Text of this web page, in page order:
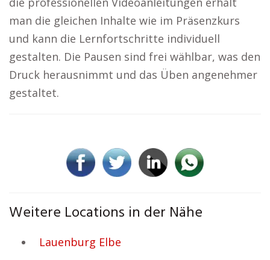
man die gleichen Inhalte wie im Präsenzkurs
und kann die Lernfortschritte individuell
gestalten. Die Pausen sind frei wählbar, was den
Druck herausnimmt und das Üben angenehmer
gestaltet.
Weitere Locations in der Nähe
Lauenburg Elbe